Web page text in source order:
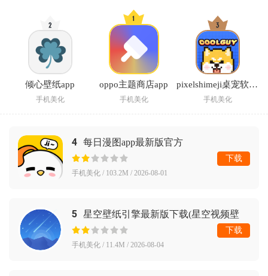
倾心壁纸app
手机美化
oppo主题商店app
手机美化
pixelshimeji桌宠软件( Pixel Shimeji - Desktop Pet)
手机美化
4 每日漫图app最新版官方
手机美化 / 103.2M / 2026-08-01
下载
5 星空壁纸引擎最新版下载(星空视频壁
纸)
手机美化 / 11.4M / 2026-08-04
下载